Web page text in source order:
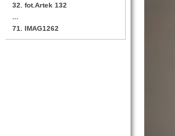
32. fot.Artek 132
71. IMAG1262